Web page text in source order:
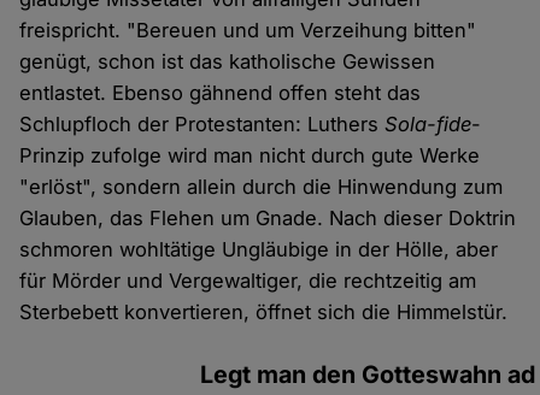
freispricht. "Bereuen und um Verzeihung bitten"
genügt, schon ist das katholische Gewissen
entlastet. Ebenso gähnend offen steht das
Schlupfloch der Protestanten: LuthersSola-fide-
Prinzip zufolge wird man nicht durch gute Werke
"erlöst", sondern allein durch die Hinwendung zum
Glauben, das Flehen um Gnade. Nach dieser Doktrin
schmoren wohltätige Ungläubige in der Hölle, aber
für Mörder und Vergewaltiger, die rechtzeitig am
Sterbebett konvertieren, öffnet sich die Himmelstür.
Legt man den Gotteswahn ad